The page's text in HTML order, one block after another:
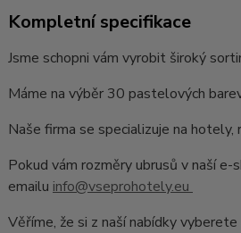
Kompletní specifikace
Jsme schopni vám vyrobit široký
Máme na výběr 30 pastelových
Naše firma se specializuje na hotely,
Pokud vám rozměry ubrusů v naší
emailu info@vseprohotely.eu
Věříme, že si z naší nabídky